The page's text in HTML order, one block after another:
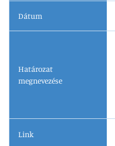
Dátum
Határozat
megnevezése
Link